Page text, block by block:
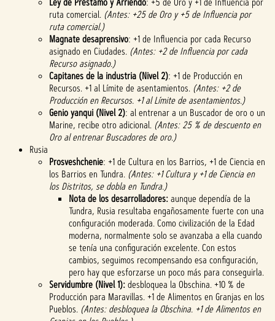
ruta comercial. (Antes: +25 de Oro y +5 de Influencia por
ruta comercial.)
Magnate desaprensivo: +1 de Influencia por cada Recurso
asignado en Ciudades. (Antes: +2 de Influencia por cada
Recurso asignado.)
Capitanes de la industria (Nivel 2): +1 de Producción en
Recursos. +1 al Límite de asentamientos. (Antes: +2 de
Producción en Recursos. +1 al Límite de asentamientos.)
Genio yanqui (Nivel 2): al entrenar a un Buscador de oro o un
Marine, recibe otro adicional. (Antes: 25 % de descuento en
Oro al entrenar Buscadores de oro.)
Rusia
Prosveshchenie: +1 de Cultura en los Barrios, +1 de Ciencia en
los Barrios en Tundra. (Antes: +1 Cultura y +1 de Ciencia en
los Distritos, se dobla en Tundra.)
Nota de los desarrolladores:aunque dependía de la
Tundra, Rusia resultaba engañosamente fuerte con una
configuración moderada. Como civilización de la Edad
moderna, normalmente solo se avanzaba a ella cuando
se tenía una configuración excelente. Con estos
cambios, seguimos recompensando esa configuración,
pero hay que esforzarse un poco más para conseguirla.
Servidumbre (Nivel 1):desbloquea la Obschina. +10 % de
Producción para Maravillas. +1 de Alimentos en Granjas en los
Pueblos. (Antes: desbloquea la Obschina. +1 de Alimentos en